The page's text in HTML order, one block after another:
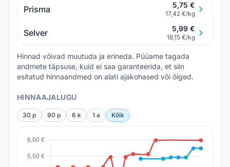
Prisma 5,75 €
17,42 €/kg
Selver 5,99 €
18,15 €/kg
Hinnad võivad muutuda ja erineda. Püüame tagada
andmete täpsuse, kuid ei saa garanteerida, et siin
esitatud hinnaandmed on alati ajakohased või õiged.
HINNAAJALUGU
30 p 90 p 6 k 1 a Kõik